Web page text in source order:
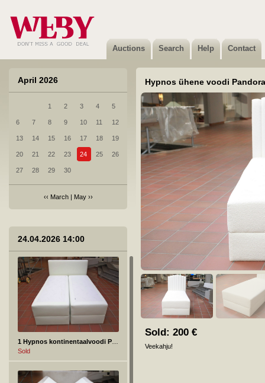
Auctions Search Help Contact
April 2026
1 2 3 4 5
6 7 8 9 10 11 12
13 14 15 16 17 18 19
20 21 22 23 24 25 26
27 28 29 30
‹‹ March| May››
24.04.2026 14:00
Sold
Hypnos ühene voodi Pandora
Sold: 200 €
Veekahju!